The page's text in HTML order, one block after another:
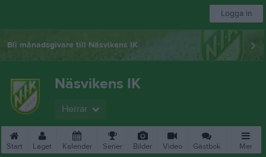
Logga in
Bli månadsgivare till Näsvikens IK
Näsvikens IK
Herrar
Start Laget Kalender Serier Bilder Video Gästbok Mer